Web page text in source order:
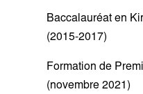
Baccalauréat en
(2015-2017)
Formation de
(novembre 2021)